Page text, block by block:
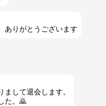
ありがとうございます
まして退会します。
た。🙇